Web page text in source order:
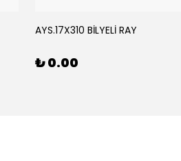
AYS.17X310 BİLYELİ RAY
₺ 0.00